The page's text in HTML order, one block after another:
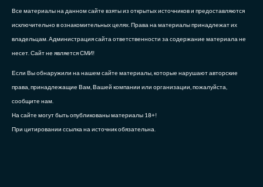
Все материалы на данном сайте взяты из открытых источников и предоставляются
исключительно в ознакомительных целях. Права на материалы принадлежат их
владельцам. Администрация сайта ответственности за содержание материала не
несет. Сайт не является СМИ!
Если Вы обнаружили на нашем сайте материалы, которые нарушают авторские
права, принадлежащие Вам, Вашей компании или организации, пожалуйста,
сообщите нам.
На сайте могут быть опубликованы материалы 18+!
При цитировании ссылка на источник обязательна.